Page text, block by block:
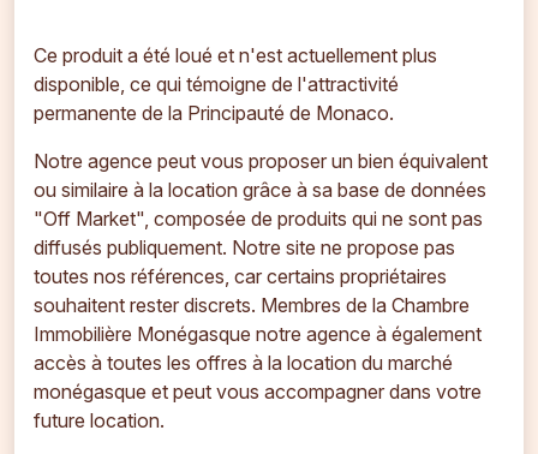
Ce produit a été loué et n'est actuellement plus
disponible, ce qui témoigne de l'attractivité
permanente de la Principauté de Monaco.
Notre agence peut vous proposer un bien équivalent
ou similaire à la location grâce à sa base de données
"Off Market", composée de produits qui ne sont pas
diffusés publiquement. Notre site ne propose pas
toutes nos références, car certains propriétaires
souhaitent rester discrets. Membres de la Chambre
Immobilière Monégasque notre agence à également
accès à toutes les offres à la location du marché
monégasque et peut vous accompagner dans votre
future location.